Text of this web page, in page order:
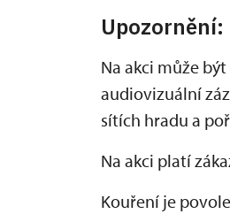
Upozornění:
Na akci může
audiovizuální
sítích hradu a
Na akci platí
Kouření je